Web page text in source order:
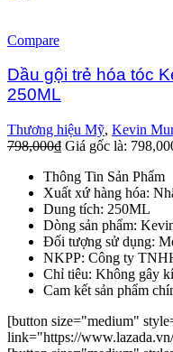
Compare
Dầu gội trẻ hóa tóc
250ML
Thương hiệu Mỹ, Kevin
798,000₫ Giá gốc là:
Thông Tin Sản Phẩm
Xuất xứ hàng hóa:
Dung tích: 250ML
Dòng sản phẩm:
Đối tượng sử dụng:
NKPP: Công ty
Chỉ tiêu: Không gây
Cam kết sản phẩm
[button size="medium"
link="https://